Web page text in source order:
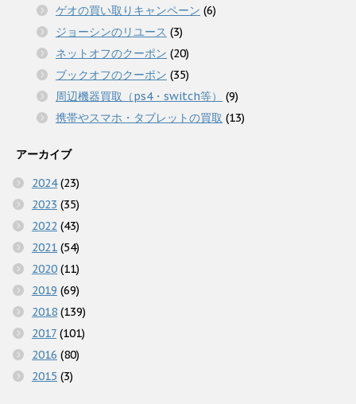
ゲオの買い取りキャンペーン (6)
ジョーシンのリユース (3)
ネットオフのクーポン (20)
ブックオフのクーポン (35)
周辺機器買取（ps4・switch等）
(9)
携帯やスマホ・タブレットの買取 (13)
アーカイブ
2024(23)
2023 (35)
2022 (43)
2021 (54)
2020 (11)
2019 (69)
2018 (139)
2017 (101)
2016 (80)
2015 (3)